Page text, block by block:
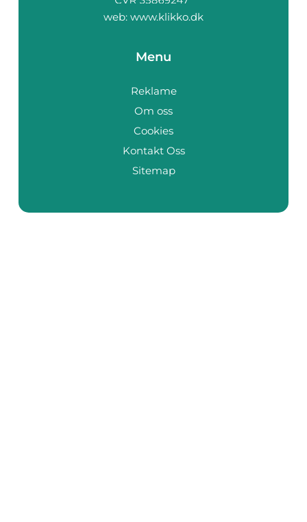
web: www.klikko.dk
Menu
Reklame
Om oss
Cookies
Kontakt Oss
Sitemap